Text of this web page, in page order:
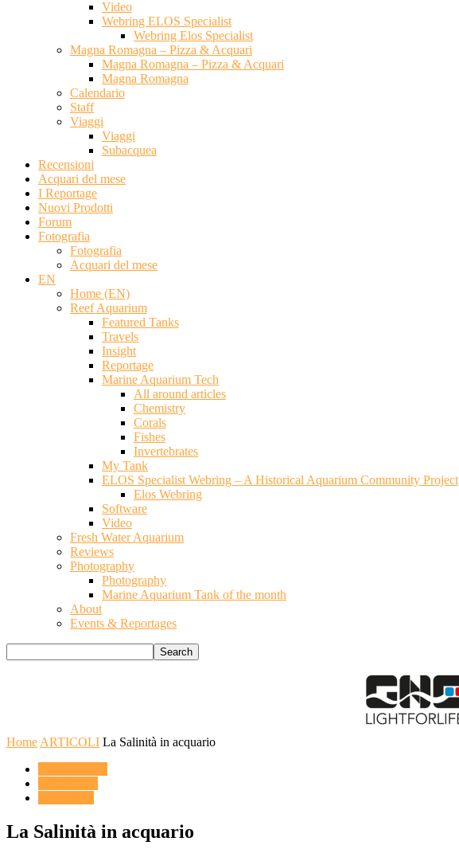
Video
Webring ELOS Specialist
Webring Elos Specialist
Magna Romagna – Pizza & Acquari
Magna Romagna – Pizza & Acquari
Magna Romagna
Calendario
Staff
Viaggi
Viaggi
Subacquea
Recensioni
Acquari del mese
I Reportage
Nuovi Prodotti
Forum
Fotografia
Fotografia
Acquari del mese
EN
Home (EN)
Reef Aquarium
Featured Tanks
Travels
Insight
Reportage
Marine Aquarium Tech
All around articles
Chemistry
Corals
Fishes
Invertebrates
My Tank
ELOS Specialist Webring – A Historical Aquarium Community Project
Elos Webring
Software
Video
Fresh Water Aquarium
Reviews
Photography
Photography
Marine Aquarium Tank of the month
About
Events & Reportages
Home ARTICOLI La Salinità in acquario
La Salinità in acquario